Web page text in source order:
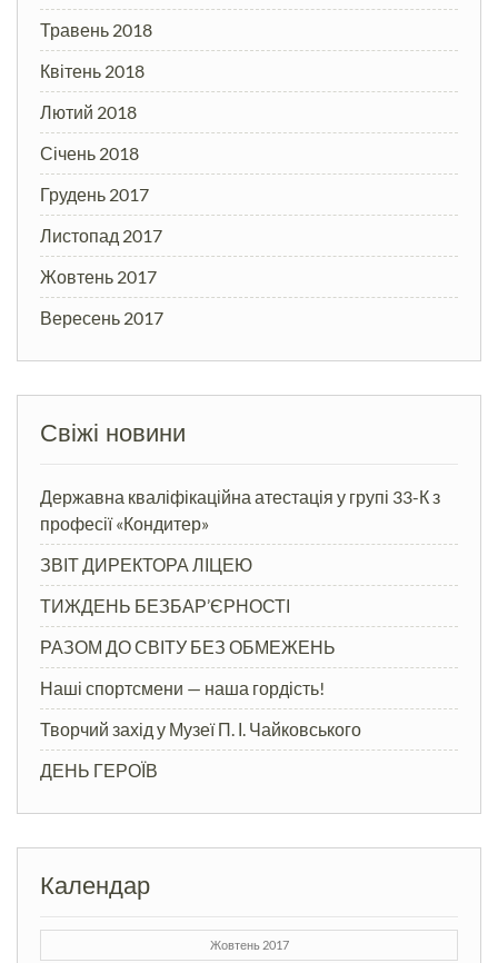
Травень 2018
Квітень 2018
Лютий 2018
Січень 2018
Грудень 2017
Листопад 2017
Жовтень 2017
Вересень 2017
Свіжі новини
Державна кваліфікаційна атестація у групі 33-К з
професії «Кондитер»
ЗВІТ ДИРЕКТОРА ЛІЦЕЮ
ТИЖДЕНЬ БЕЗБАР’ЄРНОСТІ
РАЗОМ ДО СВІТУ БЕЗ ОБМЕЖЕНЬ
Наші спортсмени — наша гордість!
Творчий захід у Музеї П. І. Чайковського
ДЕНЬ ГЕРОЇВ
Календар
Жовтень 2017